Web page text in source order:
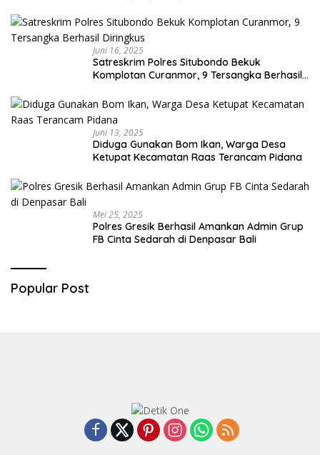
Juni 16, 2025
Satreskrim Polres Situbondo Bekuk
Komplotan Curanmor, 9 Tersangka Berhasil
Juni 13, 2025
Diduga Gunakan Bom Ikan, Warga Desa
Ketupat Kecamatan Raas Terancam Pidana
Mei 25, 2025
Polres Gresik Berhasil Amankan Admin Grup
FB Cinta Sedarah di Denpasar Bali
Popular Post